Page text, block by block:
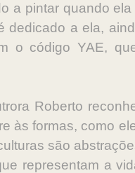
a pintar quando
dedicado a ela,
o código YAE,
Roberto
às formas, como
são
representam a